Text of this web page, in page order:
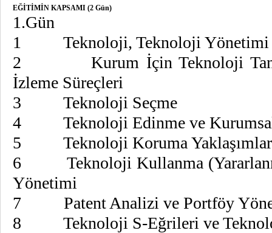
EĞİTİMİN KAPSAMI (2 Gün)
1.Gün
1 Teknoloji, Teknoloji Yönetimi
2 Kurum İçin Teknoloji
İzleme Süreçleri
3 Teknoloji Seçme
4 Teknoloji Edinme ve
5 Teknoloji Koruma
6 Teknoloji Kullanma
Yönetimi
7 Patent Analizi ve Portföy
8 Teknoloji S-Eğrileri ve